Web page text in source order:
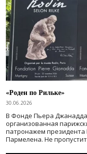
«Роден по Рильке»
30.06.2026
В Фонде Пьера
организованная
патронажем
Пармелена. Не